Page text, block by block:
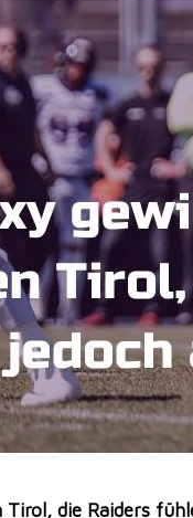
die Raiders